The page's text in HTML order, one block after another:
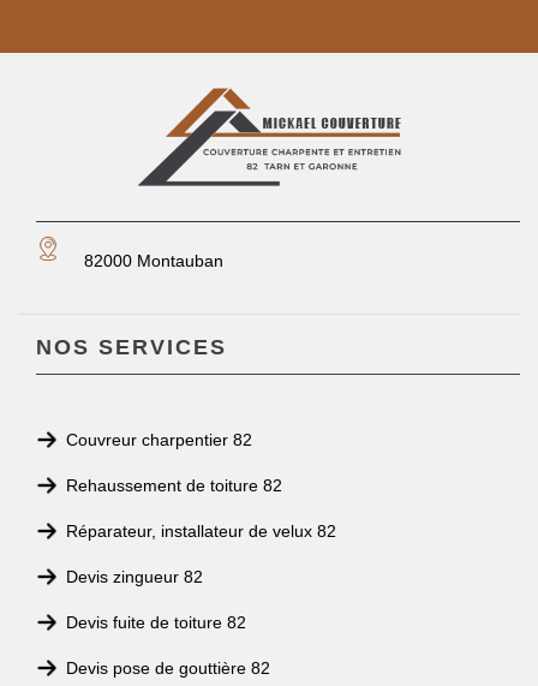
82000 Montauban
NOS SERVICES
Couvreur charpentier 82
Rehaussement de toiture 82
Réparateur, installateur de velux 82
Devis zingueur 82
Devis fuite de toiture 82
Devis pose de gouttière 82